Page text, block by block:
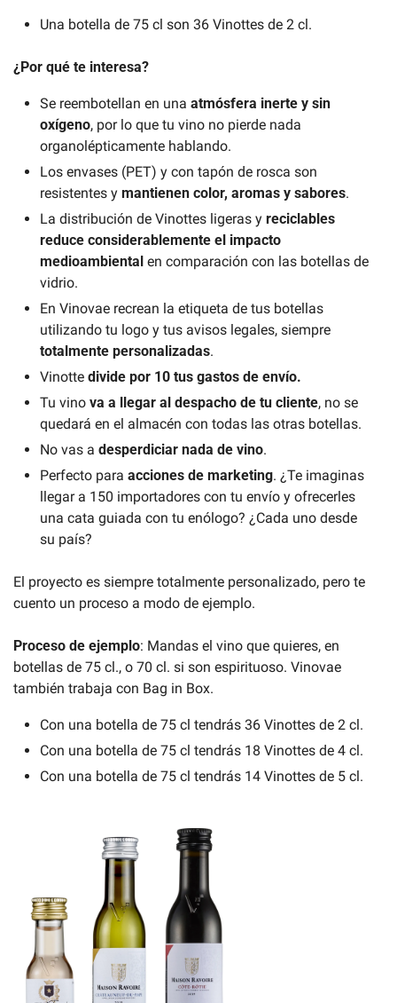
Una botella de 75 cl son 36 Vinottes de 2 cl.
¿Por qué te interesa?
Se reembotellan en una atmósfera inerte y sin
oxígeno, por lo que tu vino no pierde nada
organolépticamente hablando.
Los envases (PET) y con tapón de rosca son
resistentes y mantienen color, aromas y sabores.
La distribución de Vinottes ligeras y reciclables
reduce considerablemente el impacto
medioambiental en comparación con las botellas de
vidrio.
En Vinovae recrean la etiqueta de tus botellas
totalmente personalizadas.
Vinotte divide por 10 tus gastos de envío.
Tu vino va a llegar al despacho de tu cliente, no se
quedará en el almacén con todas las otras botellas.
No vas a desperdiciar nada de vino.
Perfecto para acciones de marketing. ¿Te imaginas
llegar a 150 importadores con tu envío y ofrecerles
una cata guiada con tu enólogo? ¿Cada uno desde
su país?
El proyecto es siempre totalmente personalizado, pero te
cuento un proceso a modo de ejemplo.
Proceso de ejemplo: Mandas el vino que quieres, en
botellas de 75 cl., o 70 cl. si son espirituoso. Vinovae
también trabaja con Bag in Box.
Con una botella de 75 cl tendrás 36 Vinottes de 2 cl.
Con una botella de 75 cl tendrás 18 Vinottes de 4 cl.
Con una botella de 75 cl tendrás 14 Vinottes de 5 cl.